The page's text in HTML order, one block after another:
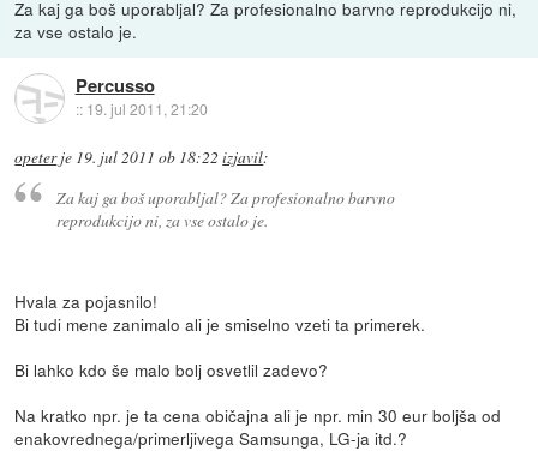
Za kaj ga boš uporabljal? Za profesionalno barvno reprodukcijo ni,
za vse ostalo je.
Percusso
:: 19. jul 2011, 21:20
opeterje 19. jul 2011 ob 18:22 izjavil:
Za kaj ga boš uporabljal? Za profesionalno barvno
reprodukcijo ni, za vse ostalo je.
Hvala za pojasnilo!
Bi tudi mene zanimalo ali je smiselno vzeti ta primerek.
Bi lahko kdo še malo bolj osvetlil zadevo?
Na kratko npr. je ta cena običajna ali je npr. min 30 eur boljša od
enakovrednega/primerljivega Samsunga, LG-ja itd.?